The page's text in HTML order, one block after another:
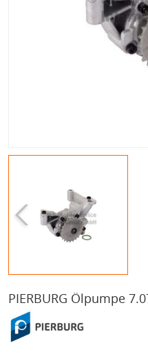
PIERBURG Ölpumpe